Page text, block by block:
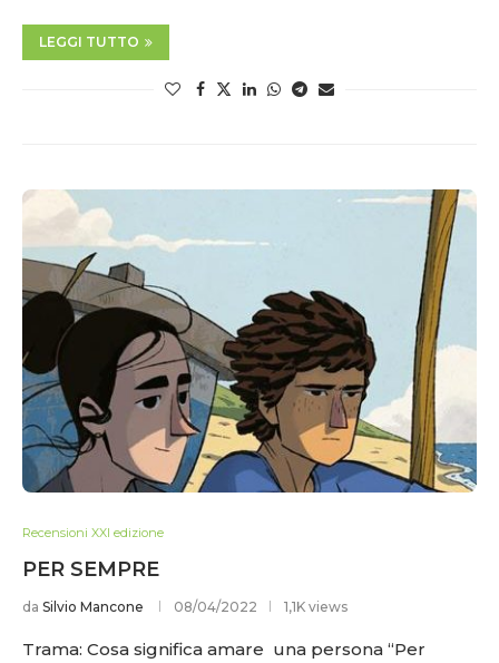
LEGGI TUTTO
Recensioni XXI edizione
PER SEMPRE
da Silvio Mancone 08/04/2022 1,1K views
Trama: Cosa significa amare una persona “Per